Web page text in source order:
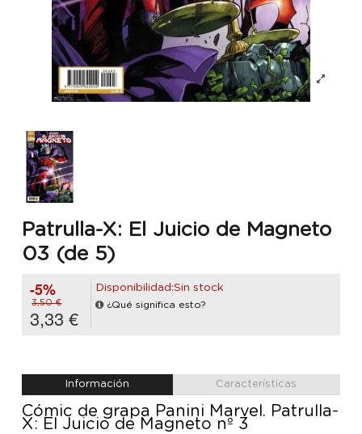
Patrulla-X: El Juicio de Magneto
03 (de 5)
-5%
3,50 €
3,33 €
Disponibilidad:Sin stock
¿Qué significa esto?
Información Características
Cómic de grapa Panini Marvel. Patrulla-
X: El Juicio de Magneto nº 3